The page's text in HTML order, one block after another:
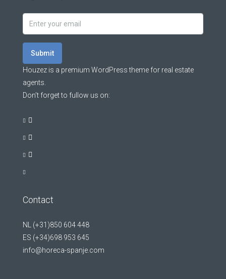
Submit
Houzez is a premium WordPress theme for real estate
agents.
Don’t forget to fullow us on:
Contact
NL (+31)850 604 448
ES (+34)698 953 645
info@horeca-spanje.com